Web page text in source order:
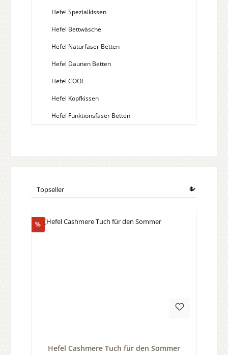
Hefel Spezialkissen
Hefel Bettwäsche
Hefel Naturfaser Betten
Hefel Daunen Betten
Hefel COOL
Hefel Kopfkissen
Hefel Funktionsfaser Betten
%Rabatt
Hefel Cashmere Tuch für den Sommer